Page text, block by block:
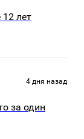
лет
4 дня назад
за один